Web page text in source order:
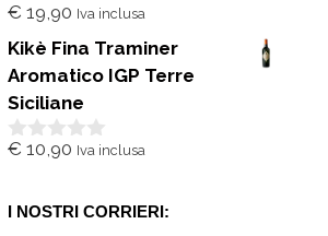
0
u
5
€ 19,90 Iva inclusa
Kikè Fina Traminer
Aromatico IGP Terre
Siciliane
0
5
€ 10,90 Iva inclusa
I NOSTRI CORRIERI: